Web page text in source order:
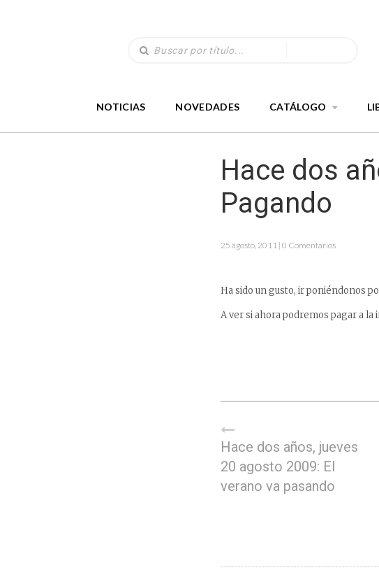
NOTICIAS NOVEDADES CATÁLOGO
Hace dos
Pagando
25 agosto, 2011 | 0 Comentarios
Ha sido un gusto, ir poniéndonos
A ver si ahora podremos pagar a
Hace dos años, jueves
20 agosto 2009: El
verano va pasando